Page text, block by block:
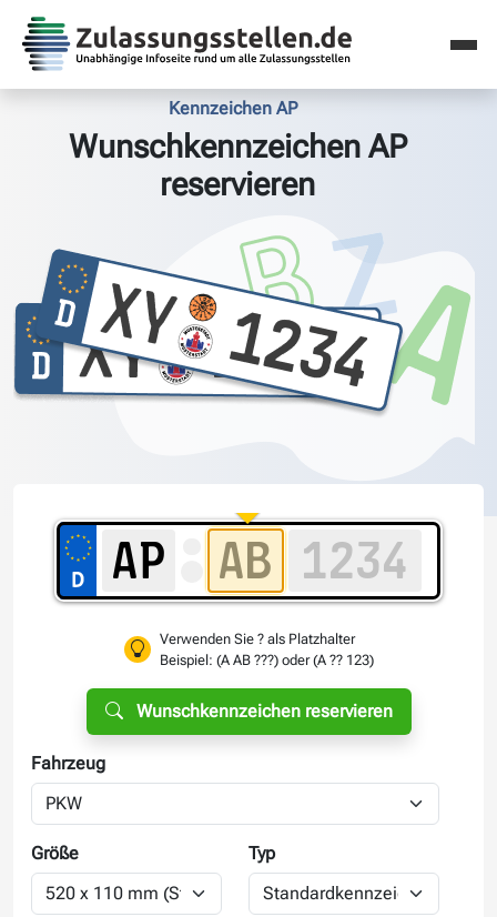
Kennzeichen AP
Wunschkennzeichen AP
reservieren
Verwenden Sie ? als Platzhalter
Beispiel: (A AB ???) oder (A ?? 123)
Wunschkennzeichen reservieren
Fahrzeug
Größe Typ